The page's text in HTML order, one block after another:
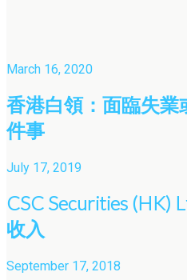
March 16, 2020
香港白領：面臨失業
件事
July 17, 2019
CSC Securities (HK)
收入
September 17, 2018